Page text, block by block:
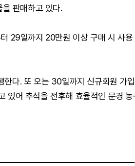
판매하고 있다.
29일까지 20만원 이상 구매 시 사용
다. 또 오는 30일까지 신규회원 가입
있어 추석을 전후해 효율적인 문경 농·